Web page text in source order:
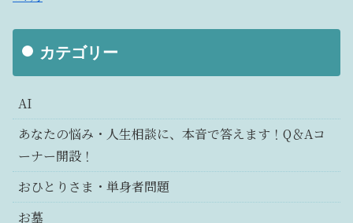
カテゴリー
AI
あなたの悩み・人生相談に、本音で答えます！Q＆Aコ
ーナー開設！
おひとりさま・単身者問題
お墓